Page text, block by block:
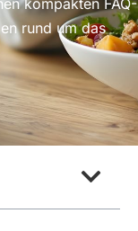
rund um das